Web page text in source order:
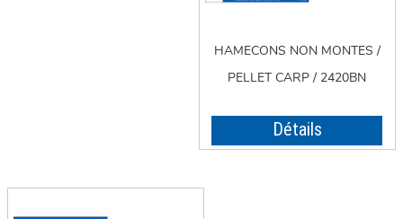
HAMECONS NON MONTES /
PELLET CARP / 2420BN
Détails